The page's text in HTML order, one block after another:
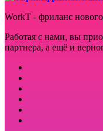
WorkT - фриланс
Работая с нами, вы
партнера, а ещё и